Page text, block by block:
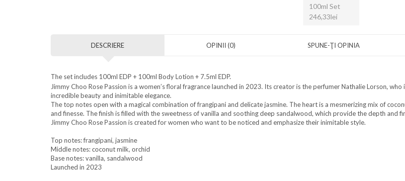
100ml Set
246,33lei
DESCRIERE OPINII (0) SPUNE-ŢI OPINIA
The set includes 100ml EDP + 100ml Body Lotion + 7.5ml EDP.
Jimmy Choo Rose Passion is a women’s floral fragrance launched in 2023. Its creator is the perfumer Nathalie Lorson,
incredible beauty and inimitable elegance.
The top notes open with a magical combination of frangipani and delicate jasmine. The heart is a mesmerizing mix of
and finesse. The finish is filled with the sweetness of vanilla and soothing deep sandalwood, which provide the depth and
Jimmy Choo Rose Passion is created for women who want to be noticed and emphasize their inimitable style.
Top notes: frangipani, jasmine
Middle notes: coconut milk, orchid
Base notes: vanilla, sandalwood
Launched in 2023